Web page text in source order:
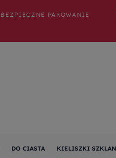
BEZPIECZNE PAKOWANIE
DO CIASTA KIELISZKI